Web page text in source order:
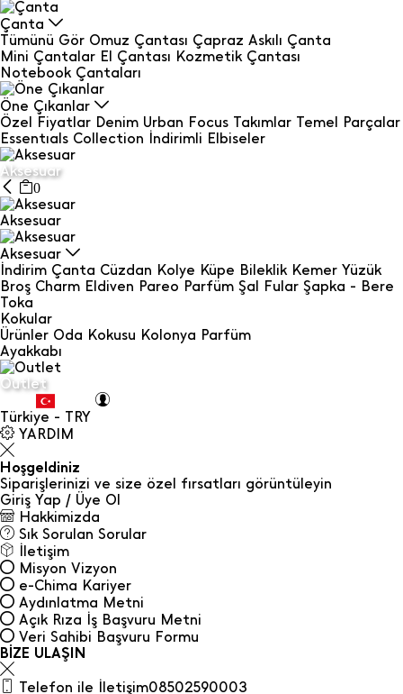
Çanta
Tümünü Gör Omuz Çantası Çapraz Askılı Çanta
Mini Çantalar El Çantası Kozmetik Çantası
Notebook Çantaları
Öne Çıkanlar
Özel Fiyatlar Denim Urban Focus Takımlar Temel Parçalar
Essentıals Collection İndirimli Elbiseler
Aksesuar
0
Aksesuar
Aksesuar
İndirim Çanta Cüzdan Kolye Küpe Bileklik Kemer Yüzük
Broş Charm Eldiven Pareo Parfüm Şal Fular Şapka - Bere
Toka
Kokular
Ürünler Oda Kokusu Kolonya Parfüm
Ayakkabı
Outlet
Türkiye - TRY
YARDIM
Hoşgeldiniz
Siparişlerinizi ve size özel fırsatları görüntüleyin
Giriş Yap / Üye Ol
Hakkimizda
Sık Sorulan Sorular
İletişim
Misyon Vizyon
e-Chima Kariyer
Aydınlatma Metni
Açık Rıza İş Başvuru Metni
Veri Sahibi Başvuru Formu
BİZE ULAŞIN
Telefon ile İletişim08502590003